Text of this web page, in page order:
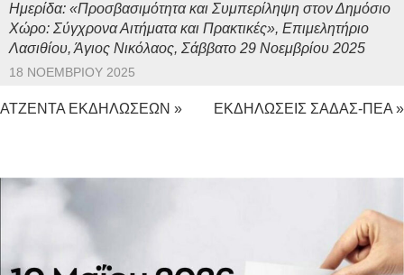
Ημερίδα: «Προσβασιμότητα και Συμπερίληψη στον Δημόσιο
Χώρο: Σύγχρονα Αιτήματα και Πρακτικές», Επιμελητήριο
Λασιθίου, Άγιος Νικόλαος, Σάββατο 29 Νοεμβρίου 2025
18 ΝΟΕΜΒΡΊΟΥ 2025
ΑΤΖΕΝΤΑ ΕΚΔΗΛΩΣΕΩΝ » ΕΚΔΗΛΩΣΕΙΣ ΣΑΔΑΣ-ΠΕΑ »